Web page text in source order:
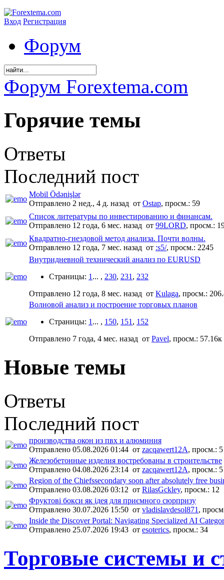
Вход Регистрация
Форум
Форум Forextema.com
Горячие темы
Ответы
Последний пост
Mobil Ödənişlər
Отправлено 2 нед., 4 д. назад от Ostap, просм.: 59
Список литературы по инвестированию и финансам.
Отправлено 12 года, 6 мес. назад от 99LORD, просм.:
Квадратно-гнездовой метод анализа. Почти волны.
Отправлено 12 года, 7 мес. назад от :s5/, просм.: 2245
Внутридневной технический анализ по EURUSD
Страницы: 1 ... , 230, 231 , 232
Отправлено 12 года, 8 мес. назад от Kulaga, просм.:
Волновой анализ и построение торговых планов
Страницы: 1 ... , 150, 151 , 152
Отправлено 7 года, 4 мес. назад от Pavel, просм.: 57.16к
Новые темы
Ответы
Последний пост
производства окон из пвх и алюминия
Отправлено 05.08.2026 01:44 от zacqawert12A, просм.: 5
Железобетонные изделия востребованы в строительстве
Отправлено 04.08.2026 23:14 от zacqawert12A, просм.: 5
Region of the Chiefssecondary soon after absolutely free
Отправлено 03.08.2026 03:12 от RilasGckley, просм.: 12
Фруктові бокси як ідея для приємного сюрпризу
Отправлено 30.07.2026 15:50 от vladislavdesol871 ,
Inside the Discover Portal: Navigating Specialized AI
Отправлено 25.07.2026 19:43 от esoterics, просм.: 34
Торговые системы и